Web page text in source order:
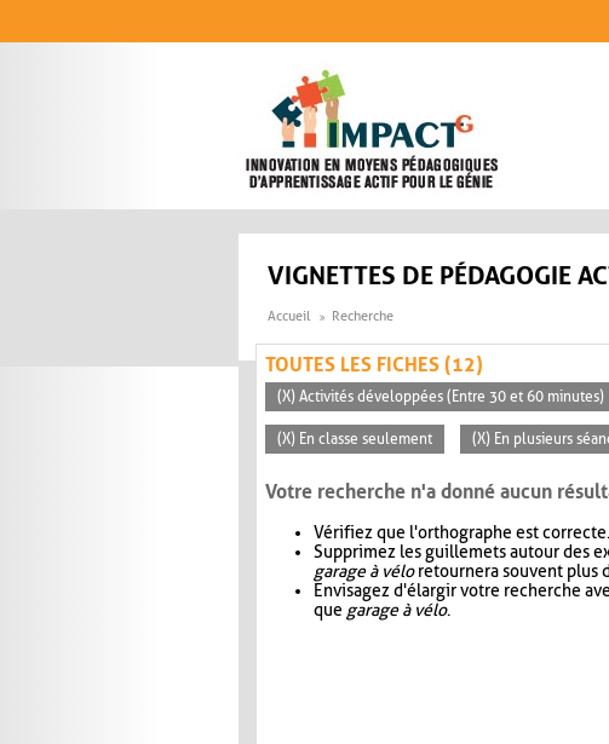
VIGNETTES DE PÉDAGOGIE
Accueil Recherche
TOUTES LES FICHES (12)
(X) Activités développées (Entre 30 et 60 minutes)
(X) En classe seulement (X) En plusieurs
Votre recherche n'a donné aucun
Vérifiez que l'orthographe est correcte.
Supprimez les guillemets autour des
garage à véloretournera souvent plus
Envisagez d'élargir votre recherche
que garage à vélo.